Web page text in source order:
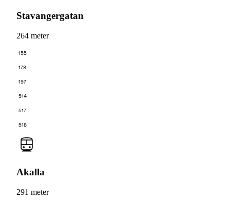
Stavangergatan
264 meter
155
178
197
514
517
518
Akalla
291 meter